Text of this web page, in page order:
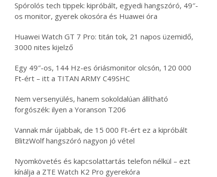
Spórolós tech tippek: kipróbált, egyedi hangszóró, 49″-
os monitor, gyerek okosóra és Huawei óra
Huawei Watch GT 7 Pro: titán tok, 21 napos üzemidő,
3000 nites kijelző
Egy 49″-os, 144 Hz-es óriásmonitor olcsón, 120 000
Ft-ért – itt a TITAN ARMY C49SHC
Nem versenyülés, hanem sokoldalúan állítható
forgószék: ilyen a Yoranson T206
Vannak már újabbak, de 15 000 Ft-ért ez a kipróbált
BlitzWolf hangszóró nagyon jó vétel
Nyomkövetés és kapcsolattartás telefon nélkül – ezt
kínálja a ZTE Watch K2 Pro gyerekóra